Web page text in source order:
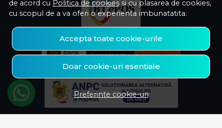
de acord cu Politica de cookies si cu plasarea de cookies,
cu scopul de a va oferi o experienta imbunatatita.
Accepta toate cookie-urile
Doar cookie-uri esentiale
Preferinte cookie-uri